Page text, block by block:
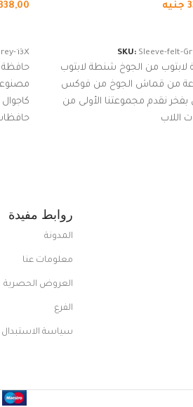
جنيه
SKU: Sleeve-felt-
لابتوب من الجوخ شنطة لابتوب
من قماش الجوخ من فوكس
بفخر نقدم مجموعتنا الأولى من
اللاب
13X
حافظة
روابط مفيدة
المدونة
معلومات عنا
العروض الحصرية
الفرع
سياسة الاستبدال